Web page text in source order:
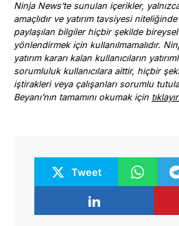
Ninja News’te sunulan içerikler,
amaçlıdır ve yatırım tavsiyesi
paylaşılan bilgiler hiçbir şekilde bireysel
yönlendirmek için kullanılmamalıdır.
yatırım kararı kalan kullanıcıların
sorumluluk kullanıcılara aittir, hiçbir
iştirakleri veya çalışanları sorumlu
Beyanı’nın tamamını okumak için
Tweet